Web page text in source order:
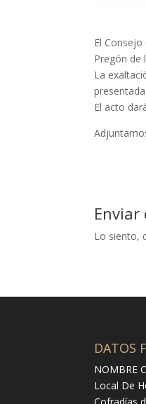
El
Pregón de
La
El acto
Lo siento,
DATOS
NOMBRE
Local De